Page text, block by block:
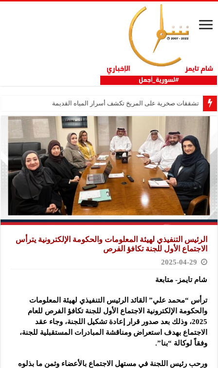
تشققات صخرية على المريخ تكشف أسرار المياه القديمة
الرئيس التنفيذي لهيئة المعلومات والحكومة الإلكترونية يترأس
الاجتماع الأول للجنة تكافؤ الفرص
2025-04-29
شام تايمز- متابعة
ترأس “محمد علي” القائد الرئيس التنفيذي لهيئة المعلومات
والحكومة الإلكترونية الاجتماع الأول للجنة تكافؤ الفرص للعام
2025، وذلك بعد صدور قرار إعادة تشكيل اللجنة، وجاء عقد
الاجتماع بهدف استعراض ومناقشة المبادرات المستقبلية للجنة،
وفقاً لوكالة “بنا”.
ورحب رئيس اللجنة في مستهل الاجتماع بالأعضاء وثمن ما بذلوه